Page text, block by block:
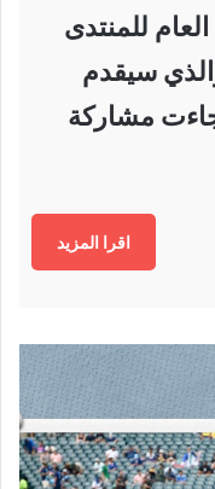
للمنتدى
سيقدم
مشاركة
اقرا المزيد